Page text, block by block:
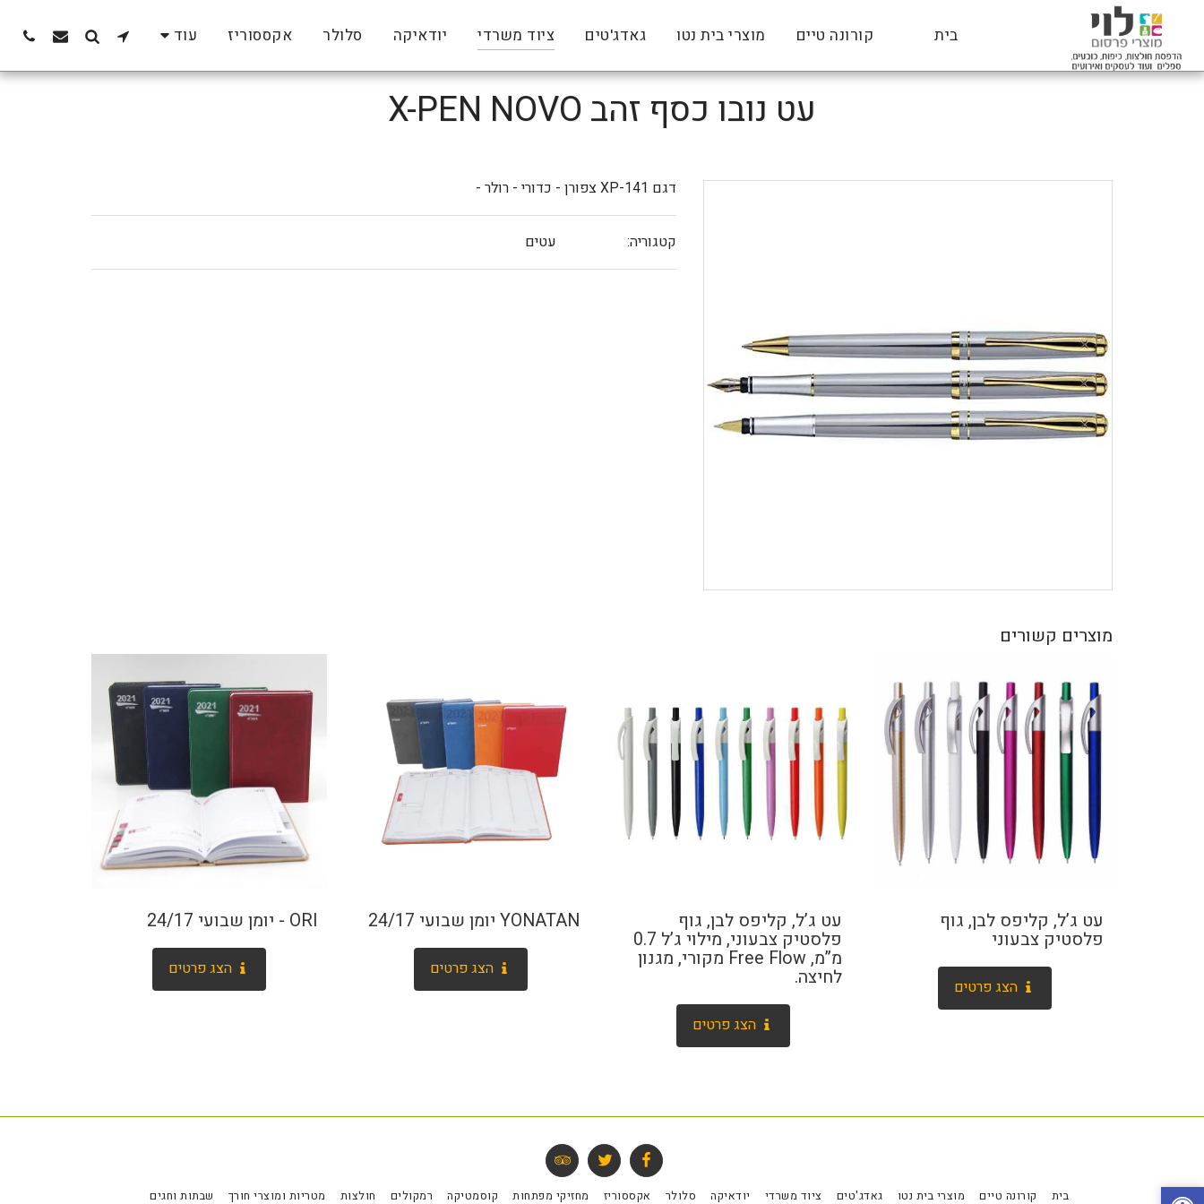
בית קורונה טיים מוצרי בית נטו גאדג'טים ציוד משרדי יודאיקה סלולר אקססוריז עוד
עט נובו כסף זהב X-PEN NOVO
דגם XP-141 צפורן - כדורי - רולר -
קטגוריה: עטים
מוצרים קשורים
עט ג’ל, קליפס לבן, גוף
פלסטיק צבעוני
הצג פרטים
עט ג’ל, קליפס לבן, גוף
פלסטיק צבעוני, מילוי ג’ל 0.7
מ”מ, Free Flow מקורי, מגנון
לחיצה.
הצג פרטים
YONATAN יומן שבועי 24/17
הצג פרטים
ORI - יומן שבועי 24/17
הצג פרטים
בית קורונה טיים מוצרי בית נטו גאדג'טים ציוד משרדי יודאיקה סלולר אקססוריז מחזיקי מפתחות קוסמטיקה רמקולים חולצות מטריות ומוצרי חורך שבתות וחגים